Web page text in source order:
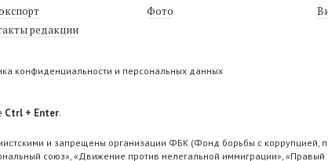
редакции
Фото
конфиденциальности и персональных данных
Ctrl + Enter.
и запрещены организации ФБК (Фонд борьбы с коррупцией,
союз», «Движение против нелегальной иммиграции»,